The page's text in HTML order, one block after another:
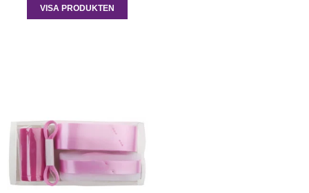
VISA PRODUKTEN